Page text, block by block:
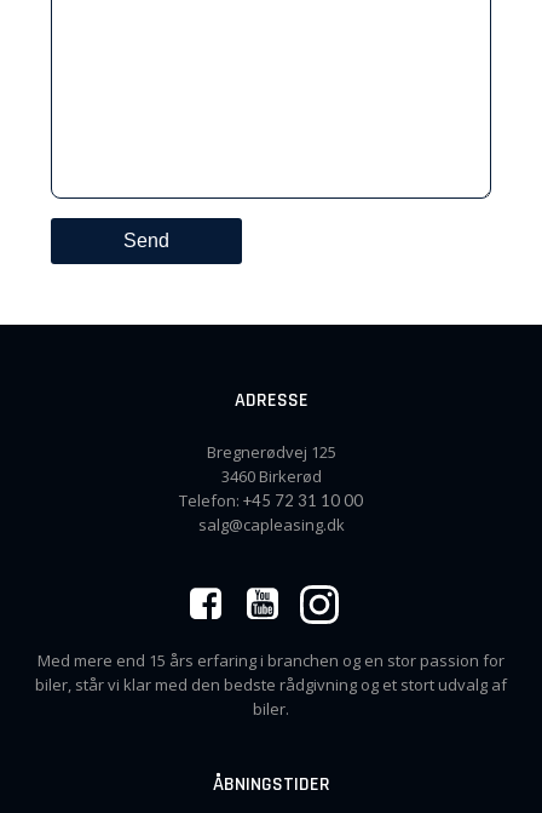
ADRESSE
Bregnerødvej 125
3460 Birkerød
Telefon: +45 72 31 10 00
salg@capleasing.dk
Med mere end 15 års erfaring i branchen og en stor passion for
biler, står vi klar med den bedste rådgivning og et stort udvalg af
biler.
ÅBNINGSTIDER